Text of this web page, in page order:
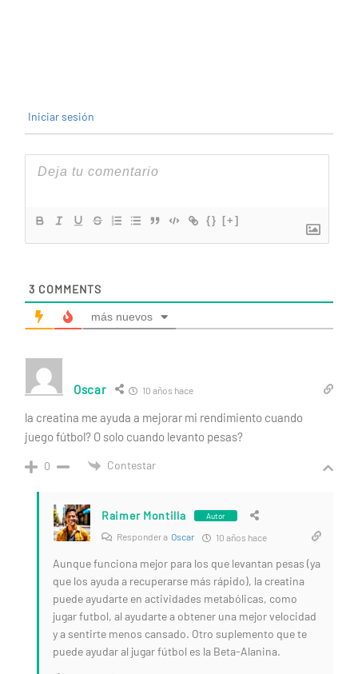
Iniciar sesión
{} [+]
3 COMMENTS
más nuevos
Oscar 10 años hace
la creatina me ayuda a mejorar mi rendimiento cuando
juego fútbol? O solo cuando levanto pesas?
0 Contestar
Raimer Montilla Autor
Responder a Oscar 10 años hace
Aunque funciona mejor para los que levantan pesas (ya
que los ayuda a recuperarse más rápido), la creatina
puede ayudarte en actividades metabólicas, como
jugar futbol, al ayudarte a obtener una mejor velocidad
y a sentirte menos cansado. Otro suplemento que te
puede ayudar al jugar fútbol es la Beta-Alanina.